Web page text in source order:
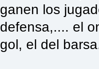
ganen los
defensa,.... el
gol, el del